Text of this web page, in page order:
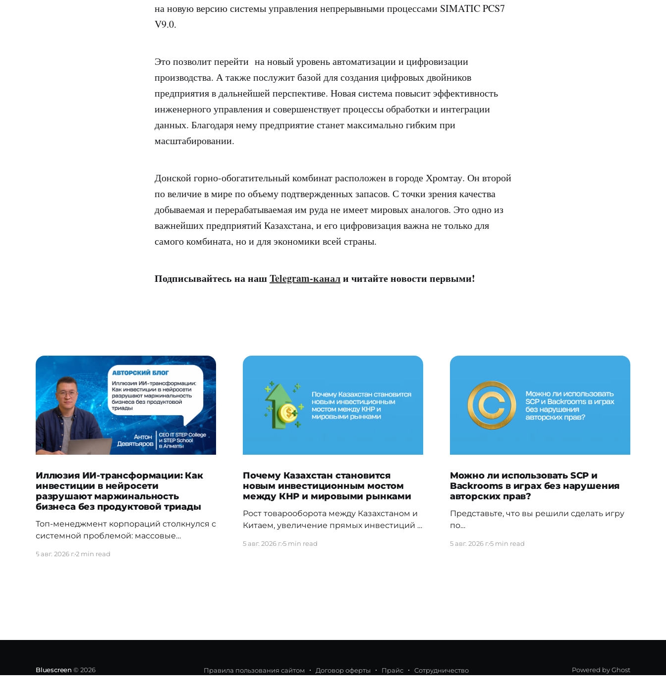
на новую версию системы управления непрерывными процессами SIMATIC PCS7
V9.0.
Это позволит перейти на новый уровень автоматизации и цифровизации
производства. А также послужит базой для создания цифровых двойников
предприятия в дальнейшей перспективе. Новая система повысит эффективность
инженерного управления и совершенствует процессы обработки и интеграции
данных. Благодаря нему предприятие станет максимально гибким при
масштабировании.
Донской горно-обогатительный комбинат расположен в городе Хромтау. Он второй
по величие в мире по объему подтвержденных запасов. С точки зрения качества
добываемая и перерабатываемая им руда не имеет мировых аналогов. Это одно из
важнейших предприятий Казахстана, и его цифровизация важна не только для
самого комбината, но и для экономики всей страны.
Подписывайтесь на нашTelegram-канали читайте новости первыми!
Иллюзия ИИ-трансформации: Как
инвестиции в нейросети
разрушают маржинальность
бизнеса без продуктовой триады
Топ-менеджмент корпораций столкнулся с
системной проблемой: массовые
директивное «внедрение искусственного
технического долга. Затраты
5 авг. 2026 г.2 min read
Почему Казахстан становится
новым инвестиционным мостом
между КНР и мировыми рынками
Рост товарооборота между Казахстаном и
Китаем, увеличение прямых инвестиций и
сами по себе еще не означают, что
5 авг. 2026 г.5 min read
Можно ли использовать SCP и
Backrooms в играх без нарушения
авторских прав?
Представьте, что вы решили сделать игру
по
Можно ли выпустить ее в Steam,
5 авг. 2026 г.5 min read
Bluescreen © 2026 Правила пользования сайтом Договор оферты Прайс Сотрудничество Powered by Ghost